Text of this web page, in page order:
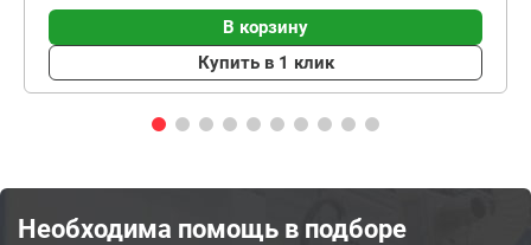
В корзину
Купить в 1 клик
Необходима помощь в подборе